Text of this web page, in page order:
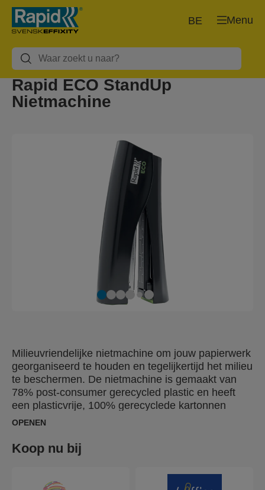
Menu
BE
Rapid ECO StandUp
Nietmachine
Milieuvriendelijke nietmachine om jouw papierwerk
georganiseerd te houden en tegelijkertijd het milieu
te beschermen. De nietmachine is gemaakt van
78% post-consumer gerecycled plastic en heeft
een plasticvrije, 100% gerecyclede kartonnen
verpakking met milieuvriendelijke bedrukking op
gepatenteerde SuperFlatClinch-technologie die de
papierstapel met 40% vermindert, zodat er meer
zijn ruimtebesparende voetafdruk en capaciteit van
OPENEN
Koop nu bij